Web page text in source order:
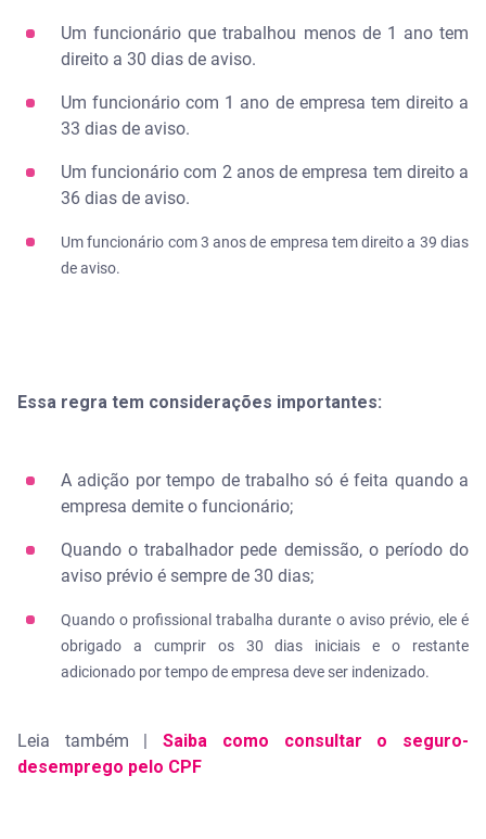
Um funcionário que trabalhou menos de 1 ano tem
direito a 30 dias de aviso.
Um funcionário com 1 ano de empresa tem direito a
33 dias de aviso.
Um funcionário com 2 anos de empresa tem direito a
36 dias de aviso.
Um funcionário com 3 anos de empresa tem direito a 39 dias
de aviso.
Essa regra tem considerações importantes:
A adição por tempo de trabalho só é feita quando a
empresa demite o funcionário;
Quando o trabalhador pede demissão, o período do
aviso prévio é sempre de 30 dias;
Quando o profissional trabalha durante o aviso prévio, ele é
obrigado a cumprir os 30 dias iniciais e o restante
adicionado por tempo de empresa deve ser indenizado.
Leia também |Saiba como consultar o seguro-
desemprego pelo CPF